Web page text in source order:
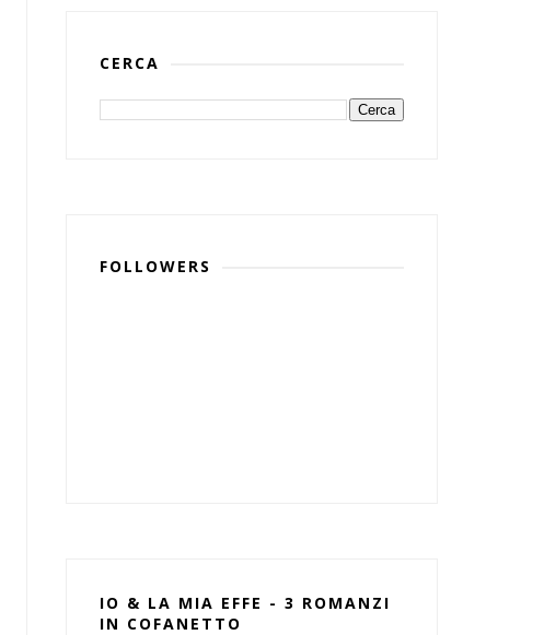
CERCA
FOLLOWERS
IO & LA MIA EFFE - 3 ROMANZI
IN COFANETTO